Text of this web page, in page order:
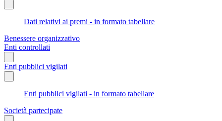
Dati relativi ai premi - in formato tabellare
Benessere organizzativo
Enti controllati
Enti pubblici vigilati
Enti pubblici vigilati - in formato tabellare
Società partecipate